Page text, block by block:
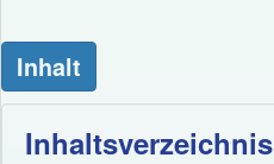
Inhalt
Inhaltsverzeichnis